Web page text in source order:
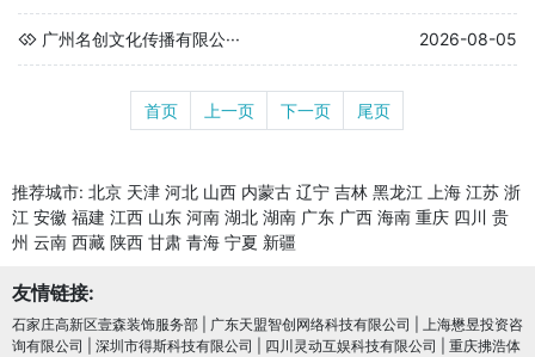
广州名创文化传播有限公··· 2026-08-05
首页 上一页 下一页 尾页
推荐城市: 北京 天津 河北 山西 内蒙古 辽宁 吉林 黑龙江 上海 江苏 浙
江 安徽 福建 江西 山东 河南 湖北 湖南 广东 广西 海南 重庆 四川 贵
州 云南 西藏 陕西 甘肃 青海 宁夏 新疆
友情链接:
石家庄高新区壹森装饰服务部 广东天盟智创网络科技有限公司
上海懋昱投资咨
询有限公司
深圳市得斯科技有限公司 四川灵动互娱科技有限公司
重庆拂浩体